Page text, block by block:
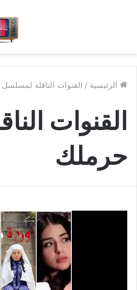
الرئيسية / القنوات الناقلة
القنوات
حرملك